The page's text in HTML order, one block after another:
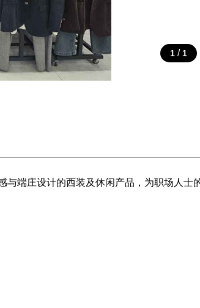
1 / 1
端庄设计的西装及休闲产品，为职场人士